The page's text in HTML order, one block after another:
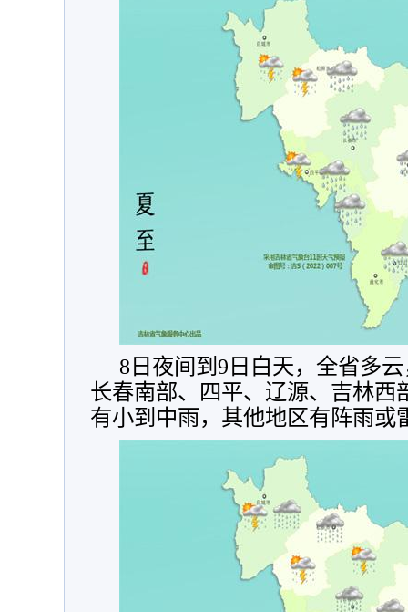
8日夜间到9日白天，全省多
长春南部、四平、辽源、吉林西
有小到中雨，其他地区有阵雨或